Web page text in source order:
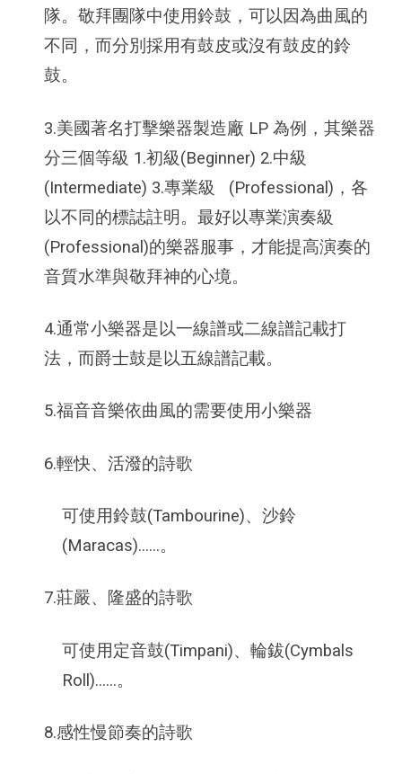
隊。敬拜團隊中使用鈴鼓，可以因為曲風的
不同，而分別採用有鼓皮或沒有鼓皮的鈴
鼓。
3.美國著名打擊樂器製造廠 LP 為例，其樂器
分三個等級 1.初級(Beginner) 2.中級
(Intermediate) 3.專業級 (Professional)，各
以不同的標誌註明。最好以專業演奏級
(Professional)的樂器服事，才能提高演奏的
音質水準與敬拜神的心境。
4.通常小樂器是以一線譜或二線譜記載打
法，而爵士鼓是以五線譜記載。
5.福音音樂依曲風的需要使用小樂器
6.輕快、活潑的詩歌
可使用鈴鼓(Tambourine)、沙鈴
(Maracas)......。
7.莊嚴、隆盛的詩歌
可使用定音鼓(Timpani)、輪鈸(Cymbals
Roll)......。
8.感性慢節奏的詩歌